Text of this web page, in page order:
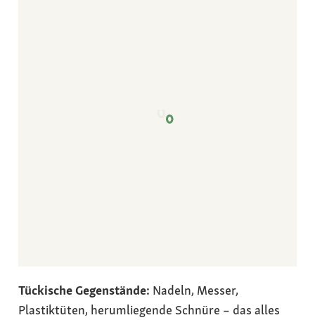
Tückische Gegenstände: Nadeln, Messer,
Plastiktüten, herumliegende Schnüre – das alles